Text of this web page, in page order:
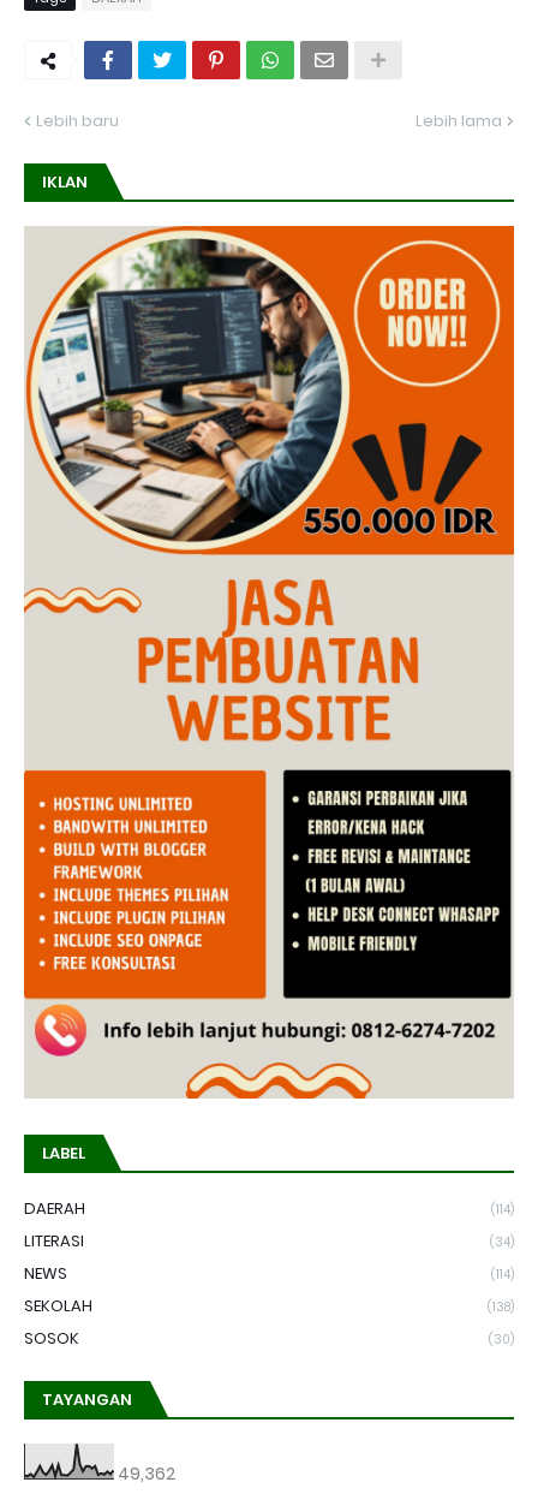
Lebih baru Lebih lama
IKLAN
LABEL
DAERAH (114)
LITERASI (34)
NEWS (114)
SEKOLAH (138)
SOSOK (30)
TAYANGAN
49,362